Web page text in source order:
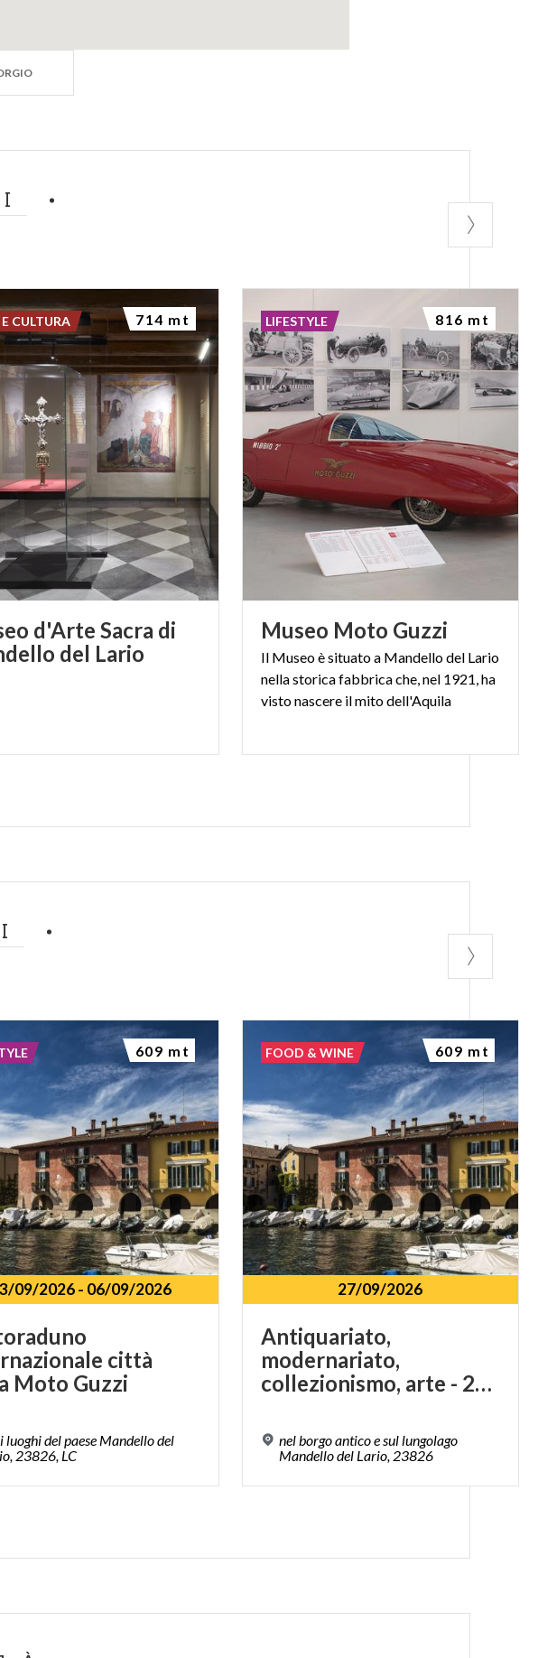
d'Arte Sacra di
del Lario
CULTURA 714 mt
Museo Moto Guzzi
Il Museo è situato a Mandello del Lario
nella storica fabbrica che, nel 1921, ha
visto nascere il mito dell'Aquila
LIFESTYLE 816 mt
09/2026- 06/09/2026
città
Moto Guzzi
luoghi del paese Mandello del
23826, LC
609 mt
27/09/2026
Antiquariato,
modernariato,
collezionismo, arte - 27 settembre
nel borgo antico e sul lungolago
Mandello del Lario, 23826
FOOD & WINE 609 mt